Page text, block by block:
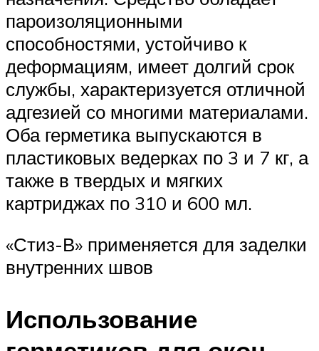
пароизоляционными
способностями, устойчиво к
деформациям, имеет долгий срок
службы, характеризуется отличной
адгезией со многими материалами.
Оба герметика выпускаются в
пластиковых ведерках по 3 и 7 кг, а
также в твердых и мягких
картриджах по 310 и 600 мл.
«Стиз-В» применяется для заделки
внутренних швов
Использование